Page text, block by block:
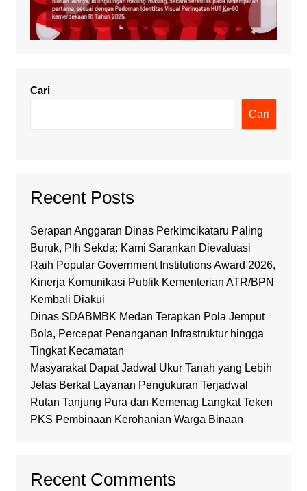
Cari
Cari
Recent Posts
Serapan Anggaran Dinas Perkimcikataru Paling
Buruk, Plh Sekda: Kami Sarankan Dievaluasi
Raih Popular Government Institutions Award 2026,
Kinerja Komunikasi Publik Kementerian ATR/BPN
Kembali Diakui
Dinas SDABMBK Medan Terapkan Pola Jemput
Bola, Percepat Penanganan Infrastruktur hingga
Tingkat Kecamatan
Masyarakat Dapat Jadwal Ukur Tanah yang Lebih
Jelas Berkat Layanan Pengukuran Terjadwal
Rutan Tanjung Pura dan Kemenag Langkat Teken
PKS Pembinaan Kerohanian Warga Binaan
Recent Comments